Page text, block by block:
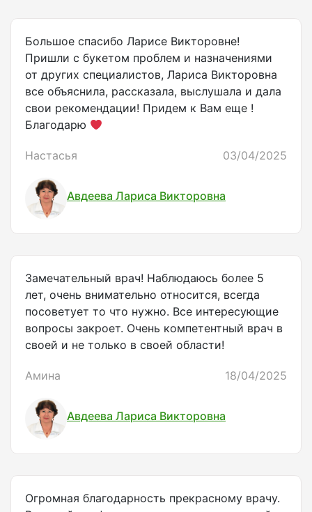
Большое спасибо Ларисе Викторовне!
Пришли с букетом проблем и назначениями
от других специалистов, Лариса Викторовна
все объяснила, рассказала, выслушала и дала
свои рекомендации! Придем к Вам еще !
Благодарю
Настасья 03/04/2025
Авдеева Лариса Викторовна
Замечательный врач! Наблюдаюсь более 5
лет, очень внимательно относится, всегда
посоветует то что нужно. Все интересующие
вопросы закроет. Очень компетентный врач в
своей и не только в своей области!
Амина 18/04/2025
Авдеева Лариса Викторовна
Огромная благодарность прекрасному врачу.